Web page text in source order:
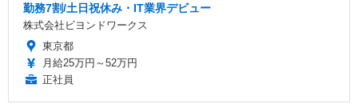
勤務7割/土日祝休み・IT業界デビュー
株式会社ビヨンドワークス
東京都
月給25万円～52万円
正社員